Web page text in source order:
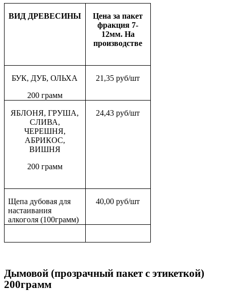
ВИД ДРЕВЕСИНЫ
Цена за пакет
фракция 7-
12мм. На
производстве
БУК, ДУБ, ОЛЬХА
200 грамм
21,35 руб/шт
ЯБЛОНЯ, ГРУША,
СЛИВА,
ЧЕРЕШНЯ,
АБРИКОС,
ВИШНЯ
200 грамм
24,43 руб/шт
Щепа дубовая для
настаивания
алкоголя (100грамм)
40,00 руб/шт
Дымовой (прозрачный пакет с этикеткой)
200грамм